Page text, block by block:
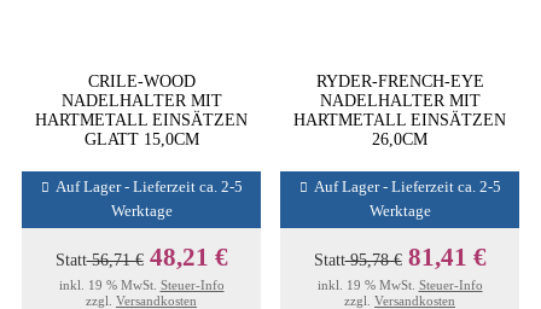
CRILE-WOOD
NADELHALTER MIT
HARTMETALL EINSÄTZEN
GLATT 15,0CM
Auf Lager - Lieferzeit ca. 2-5
Werktage
Statt56,71 € 48,21 €
inkl. 19 % MwSt. Steuer-Info
zzgl. Versandkosten
RYDER-FRENCH-EYE
NADELHALTER MIT
HARTMETALL EINSÄTZEN
26,0CM
Auf Lager - Lieferzeit ca. 2-5
Werktage
Statt95,78 € 81,41 €
inkl. 19 % MwSt. Steuer-Info
zzgl. Versandkosten